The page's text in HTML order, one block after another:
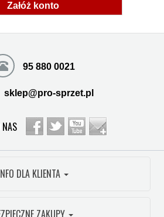
Załóż konto
95 880 0021
sklep@pro-sprzet.pl
DLA KLIENTA
ZAKUPY